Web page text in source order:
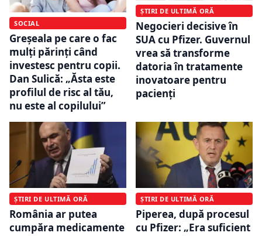
SOCIAL
Greșeala pe care o fac
mulți părinți când
investesc pentru copii.
Dan Sulică: „Ăsta este
profilul de risc al tău,
nu este al copilului”
ȘTIRI DE ULTIMĂ ORĂ
Negocieri decisive în
SUA cu Pfizer. Guvernul
vrea să transforme
datoria în tratamente
inovatoare pentru
pacienți
ȘTIRI DE ULTIMĂ ORĂ
România ar putea
cumpăra medicamente
ȘTIRI DE ULTIMĂ ORĂ
Piperea, după procesul
cu Pfizer: „Era suficient